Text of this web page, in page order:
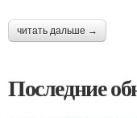
читать дальше →
Последние